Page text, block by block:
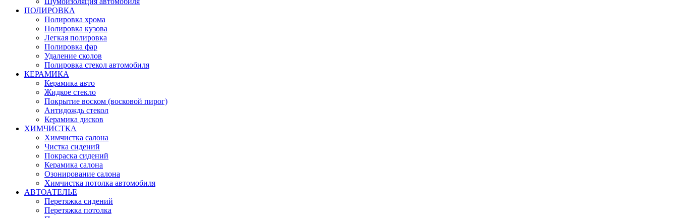
ПОЛИРОВКА
Полировка хрома
Полировка кузова
Легкая полировка
Полировка фар
Удаление сколов
Полировка стекол автомобиля
КЕРАМИКА
Керамика авто
Жидкое стекло
Покрытие воском (восковой пирог)
Антидождь стекол
Керамика дисков
ХИМЧИСТКА
Химчистка салона
Чистка сидений
Покраска сидений
Керамика салона
Озонирование салона
Химчистка потолка автомобиля
АВТОАТЕЛЬЕ
Перетяжка сидений
Перетяжка потолка